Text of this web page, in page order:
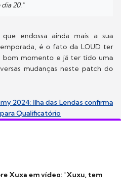
20."
endossa ainda mais a sua
é o fato da LOUD ter
bom momento e já ter tido uma
mudanças neste patch do
2024: Ilha das Lendas confirma
Qualificatório
Xuxa em vídeo: "Xuxu, tem